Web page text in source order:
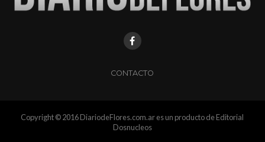
CONTACTO
Copyright © 2016 DiariodeFlores.com.ar es un producto de Editorial
Dosnucleos